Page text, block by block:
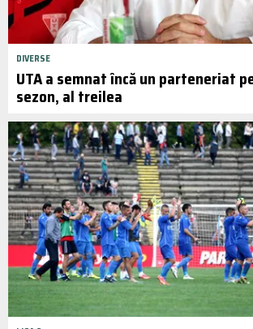
DIVERSE
UTA a semnat încă un parteneriat
sezon, al treilea